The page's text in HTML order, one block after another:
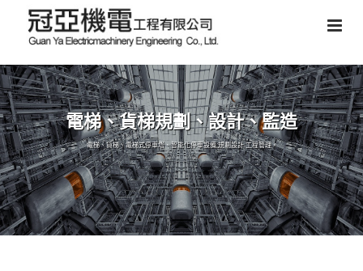
電梯、貨梯規劃、設計、監造
電梯、貨梯、電梯式停車塔、智能化停車設備,規劃設計,工程管理。